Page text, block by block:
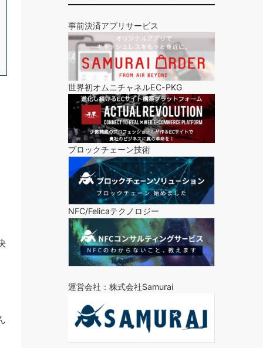
事前決済アプリサービス
世界初オムニチャネルEC-PKG
ブロックチェーン技術
NFC/Felicaテクノロジー
運営会社：株式会社Samurai